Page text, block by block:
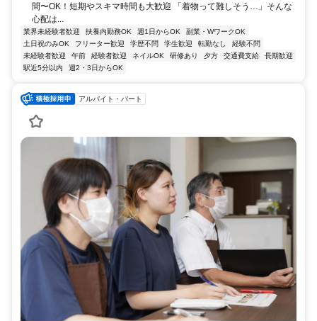
間〜OK！短期やスキマ時間も大歓迎 「着物って難しそう…」そんな
心配は...
業界未経験者歓迎 扶養内勤務OK 週1日からOK
副業・WワークOK
土日祝のみOK
フリーター歓迎 学歴不問 学生歓迎 転勤なし
経験不問
未経験者歓迎
午前 経験者歓迎 ネイルOK 研修あり 夕方 交通費支給
長期歓迎
駅近5分以内
週2・3日からOK
アルバイト・パート